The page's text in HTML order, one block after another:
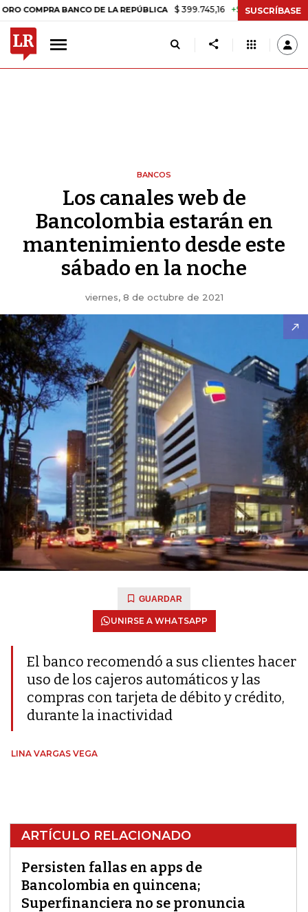
BANCO DE LA REPÚBLICA $ 399.745,16 +$ 2.295,71 +0,58%
SUSCRÍBASE
BANCOS
Los canales web de
Bancolombia estarán en
mantenimiento desde este
sábado en la noche
viernes, 8 de octubre de 2021
GUARDAR
UNIRSE A WHATSAPP
El banco recomendó a sus clientes hacer
uso de los cajeros automáticos y las
compras con tarjeta de débito y crédito,
durante la inactividad
LINA VARGAS VEGA
ARTÍCULO RELACIONADO
Persisten fallas en apps de
Bancolombia en quincena;
Superfinanciera no se pronuncia